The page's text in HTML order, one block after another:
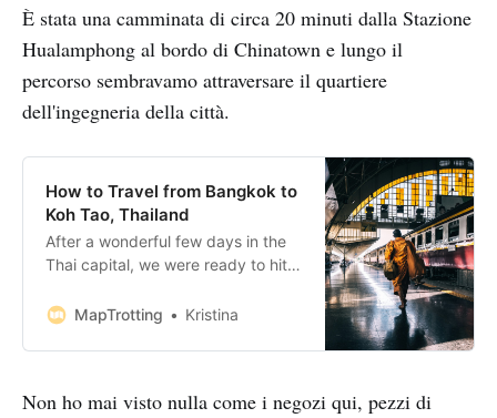
È stata una camminata di circa 20 minuti dalla Stazione
Hualamphong al bordo di Chinatown e lungo il
percorso sembravamo attraversare il quartiere
dell'ingegneria della città.
How to Travel from Bangkok to
Koh Tao, Thailand
After a wonderful few days in the
Thai capital, we were ready to hit
from Bangkok to Koh Tao. I’m
after arriving in the big city and
after perspiring all your body’
MapTrotting Kristina
Non ho mai visto nulla come i negozi qui, pezzi di